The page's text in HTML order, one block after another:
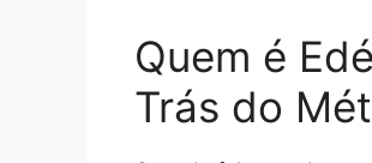
Quem é
Trás do